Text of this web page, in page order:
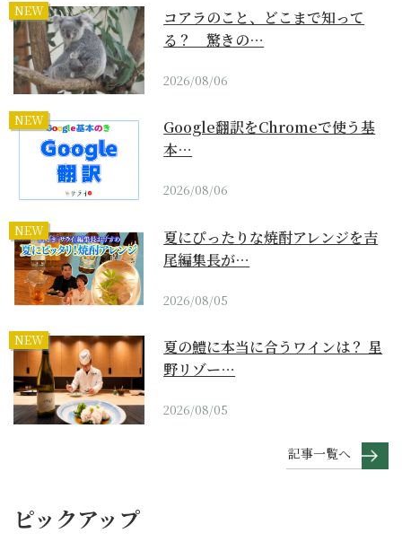
NEW
コアラのこと、どこまで知って
る？ 驚きの…
2026/08/06
NEW
Google翻訳をChromeで使う基
本…
2026/08/06
NEW
夏にぴったりな焼酎アレンジを吉
尾編集長が…
2026/08/05
NEW
夏の鱧に本当に合うワインは？ 星
野リゾー…
2026/08/05
記事一覧へ
ピックアップ